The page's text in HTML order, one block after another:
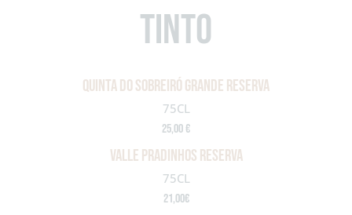
Tinto
QUINTA DO SOBREIRÓ GRANDE RESERVA
75CL
25,00 €
VALLE PRADINHOS RESERVA
75CL
21,00€